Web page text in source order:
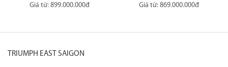
Giá từ: 899.000.000đ
Giá từ: 869.000.000đ
TRIUMPH EAST SAIGON